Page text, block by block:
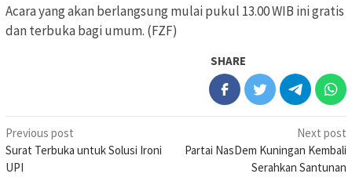
Acara yang akan berlangsung mulai pukul 13.00 WIB ini gratis
dan terbuka bagi umum. (FZF)
SHARE
Post
navigation
Previous post
Surat Terbuka untuk Solusi Ironi
UPI
Next post
Partai NasDem Kuningan Kembali
Serahkan Santunan